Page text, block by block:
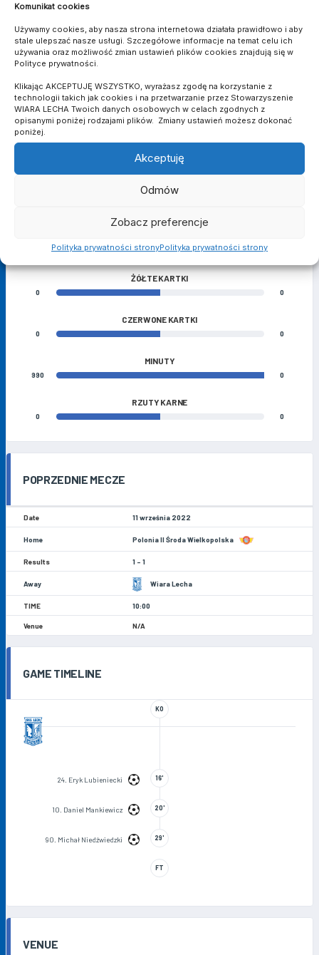
Komunikat cookies
Używamy cookies, aby nasza strona internetowa działała prawidłowo i aby
stale ulepszać nasze usługi. Szczegółowe informacje na temat celu ich
używania oraz możliwość zmian ustawień plików cookies znajdują się w
Polityce prywatności.
Klikając AKCEPTUJĘ WSZYSTKO, wyrażasz zgodę na korzystanie z
technologii takich jak cookies i na przetwarzanie przez Stowarzyszenie
WIARA LECHA Twoich danych osobowych w celach zgodnych z
opisanymi poniżej rodzajami plików. Zmiany ustawień możesz dokonać
poniżej.
Akceptuję
Odmów
Zobacz preferencje
Polityka prywatności stronyPolityka prywatności strony
84
90
Michał Niedźwiedzki
Napastnik
29'
93
Dawid Czerniejewicz
Mikołaj Nawrowski
Bramkarz
MATCH STATS
BRAMKI
ŻÓŁTE KARTKI
0 0
CZERWONE KARTKI
0 0
MINUTY
990 0
RZUTY KARNE
0 0
POPRZEDNIE MECZE
11 września 2022
Polonia II Środa Wielkopolska
1 - 1
Wiara Lecha
10:00
N/A
GAME TIMELINE
KO
24. Eryk Lubieniecki 16'
10. Daniel Mankiewicz 20'
90. Michał Niedźwiedzki 29'
FT
VENUE